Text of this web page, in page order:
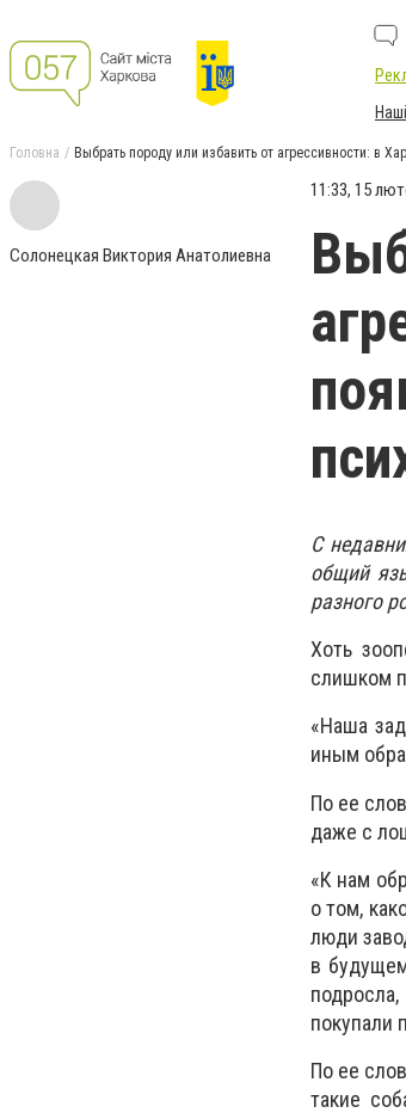
Головна Выбрать породу или избавить от агрессивности: в
Солонецкая Виктория Анатолиевна
11:33, 15
С
общий
разного
Хоть
слишком
«Наша
иным
По ее
даже с
«К нам
о том,
люди
в
покупали
По ее
такие